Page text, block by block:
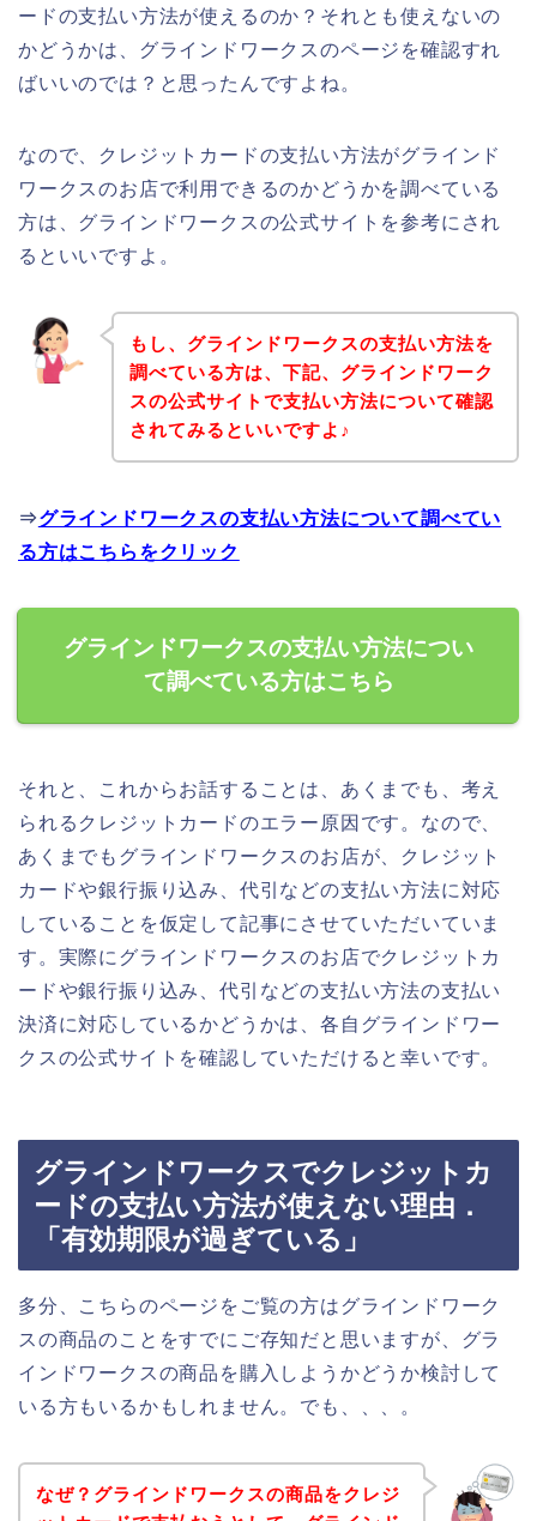
ードの支払い方法が使えるのか？それとも使えないの
かどうかは、グラインドワークスのページを確認すれ
ばいいのでは？と思ったんですよね。
なので、クレジットカードの支払い方法がグラインド
ワークスのお店で利用できるのかどうかを調べている
方は、グラインドワークスの公式サイトを参考にされ
るといいですよ。
もし、グラインドワークスの支払い方法を
調べている方は、下記、グラインドワーク
スの公式サイトで支払い方法について確認
されてみるといいですよ♪
⇒グラインドワークスの支払い方法について調べてい
る方はこちらをクリック
グラインドワークスの支払い方法につい
て調べている方はこちら
それと、これからお話することは、あくまでも、考え
られるクレジットカードのエラー原因です。なので、
あくまでもグラインドワークスのお店が、クレジット
カードや銀行振り込み、代引などの支払い方法に対応
していることを仮定して記事にさせていただいていま
す。実際にグラインドワークスのお店でクレジットカ
ードや銀行振り込み、代引などの支払い方法の支払い
決済に対応しているかどうかは、各自グラインドワー
クスの公式サイトを確認していただけると幸いです。
グラインドワークスでクレジットカ
ードの支払い方法が使えない理由．
「有効期限が過ぎている」
多分、こちらのページをご覧の方はグラインドワーク
スの商品のことをすでにご存知だと思いますが、グラ
インドワークスの商品を購入しようかどうか検討して
いる方もいるかもしれません。でも、、、。
なぜ？グラインドワークスの商品をクレジ